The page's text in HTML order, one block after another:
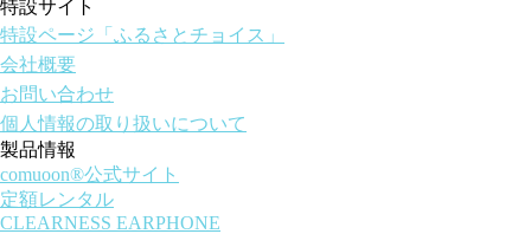
特設サイト
特設ページ「ふるさとチョイス」
会社概要
お問い合わせ
個人情報の取り扱いについて
製品情報
comuoon®公式サイト
定額レンタル
CLEARNESS EARPHONE